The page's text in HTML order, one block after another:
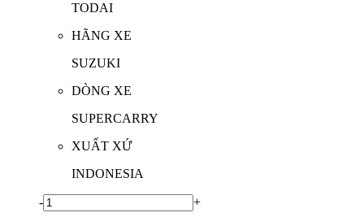
TODAI
HÃNG XE
SUZUKI
DÒNG XE
SUPERCARRY
XUẤT XỨ
INDONESIA
- +